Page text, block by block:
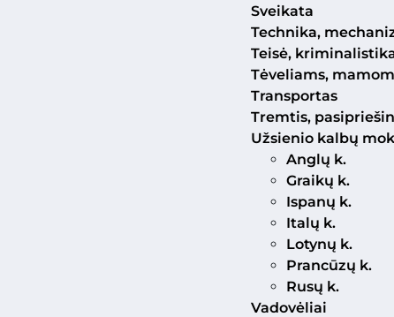
Sveikata
Technika,
Teisė,
Tėveliams,
Transportas
Tremtis,
Užsienio kalbų
Anglų k.
Graikų k.
Ispanų k.
Italų k.
Lotynų k.
Prancūzų k.
Rusų k.
Vadovėliai